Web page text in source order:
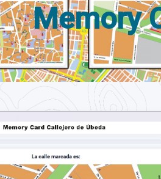
Memory